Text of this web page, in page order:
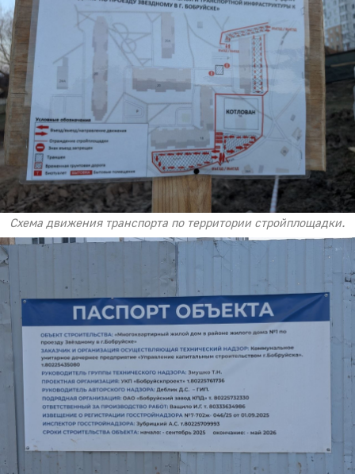
Схема движения транспорта по территории стройплощадки.